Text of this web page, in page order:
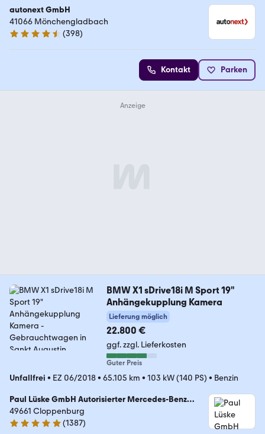
autonext GmbH
41066 Mönchengladbach
4.7 Sterne
(398)
Kontakt Parken
BMW X1 sDrive18i M Sport 19"
Anhängekupplung Kamera
Lieferung möglich
22.800 €
ggf. zzgl. Lieferkosten
Guter Preis
Unfallfrei • EZ 06/2018• 65.105 km • 103 kW (140 PS) • Benzin
Paul Lüske GmbH Autorisierter Mercedes-Benz
Service & Junge Sterne Verkauf
49661 Cloppenburg
4.9 Sterne
(1387)